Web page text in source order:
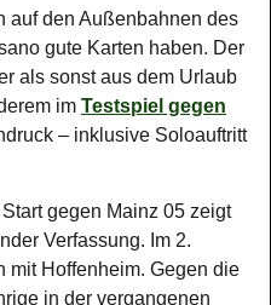
auf den Außenbahnen des
gute Karten haben. Der
als sonst aus dem Urlaub
im Testspiel gegen
– inklusive Soloauftritt
gegen Mainz 05 zeigt
Verfassung. Im 2.
mit Hoffenheim. Gegen die
in der vergangenen